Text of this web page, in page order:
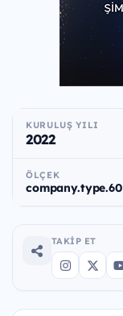
KURULUŞ YILI
2022
ÖLÇEK
company.type.60
TAKIP ET